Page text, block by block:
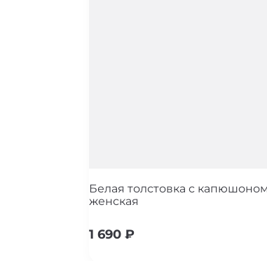
Белая толстовка с капюшоном
женская
1 690 ₽